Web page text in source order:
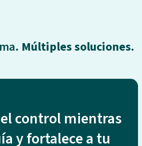
Múltiples soluciones.
control mientras
y fortalece a tu